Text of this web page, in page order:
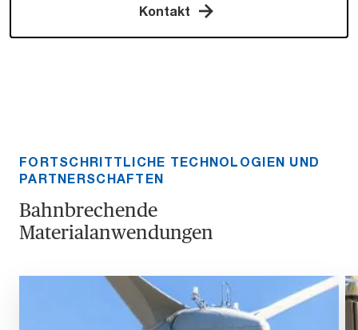
Kontakt
FORTSCHRITTLICHE TECHNOLOGIEN UND
PARTNERSCHAFTEN
Bahnbrechende
Materialanwendungen